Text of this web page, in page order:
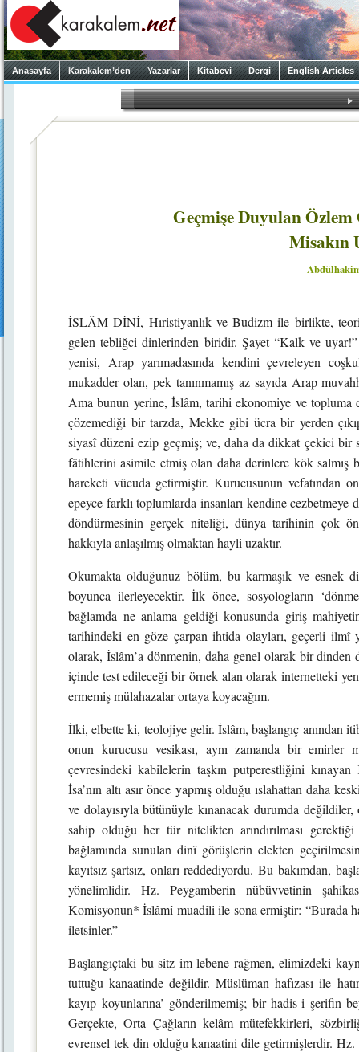
Anasayfa Karakalem’den Yazarlar Kitabevi Dergi English Articles
Geçmişe Duyulan
Misakın
İSLÂM DİNİ, Hıristiyanlık ve Budizm ile birlikte,
gelen tebliğci dinlerinden biridir. Şayet “Kalk ve
yenisi, Arap yarımadasında kendini çevreleyen
mukadder olan, pek tanınmamış az sayıda Arap
Ama bunun yerine, İslâm, tarihi ekonomiye ve
çözemediği bir tarzda, Mekke gibi ücra bir yerden
siyasî düzeni ezip geçmiş; ve, daha da dikkat çekici bir
fâtihlerini asimile etmiş olan daha derinlere kök
hareketi vücuda getirmiştir. Kurucusunun vefatından
epeyce farklı toplumlarda insanları kendine cezbetmeye
döndürmesinin gerçek niteliği, dünya tarihinin çok
hakkıyla anlaşılmış olmaktan hayli uzaktır.
Okumakta olduğunuz bölüm, bu karmaşık ve esnek
boyunca ilerleyecektir. İlk önce, sosyologların
bağlamda ne anlama geldiği konusunda giriş
tarihindeki en göze çarpan ihtida olayları, geçerli ilmî
olarak, İslâm’a dönmenin, daha genel olarak bir
içinde test edileceği bir örnek alan olarak internetteki
ermemiş mülahazalar ortaya koyacağım.
İlki, elbette ki, teolojiye gelir. İslâm, başlangıç anından
onun kurucusu vesikası, aynı zamanda bir emirler
çevresindeki kabilelerin taşkın putperestliğini kınayan
İsa’nın altı asır önce yapmış olduğu ıslahattan daha
ve dolayısıyla bütünüyle kınanacak durumda
sahip olduğu her tür nitelikten arındırılması
bağlamında sunulan dinî görüşlerin elekten
kayıtsız şartsız, onları reddediyordu. Bu bakımdan,
yönelimlidir. Hz. Peygamberin nübüvvetinin
Komisyonun* İslâmî muadili ile sona ermiştir: “Burada
iletsinler.”
Başlangıçtaki bu sitz im lebene rağmen, elimizdeki
tuttuğu kanaatinde değildir. Müslüman hafızası ile
kayıp koyunlarına’ gönderilmemiş; bir hadis-i şerifin
Gerçekte, Orta Çağların kelâm mütefekkirleri,
evrensel tek din olduğu kanaatini dile getirmişlerdir.